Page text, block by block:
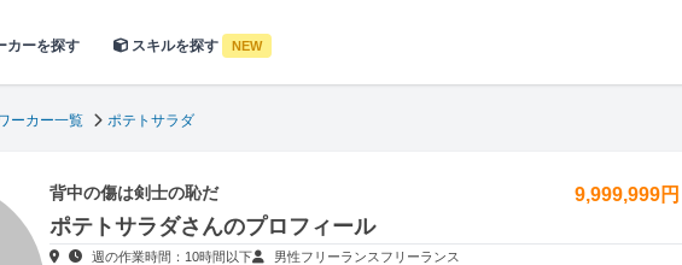
カーを探す スキルを探す NEW
ーカー一覧 ポテトサラダ
背中の傷は剣士の恥だ 9,999,999円
ポテトサラダさんのプロフィール
週の作業時間：10時間以下 男性フリーランス フリーランス